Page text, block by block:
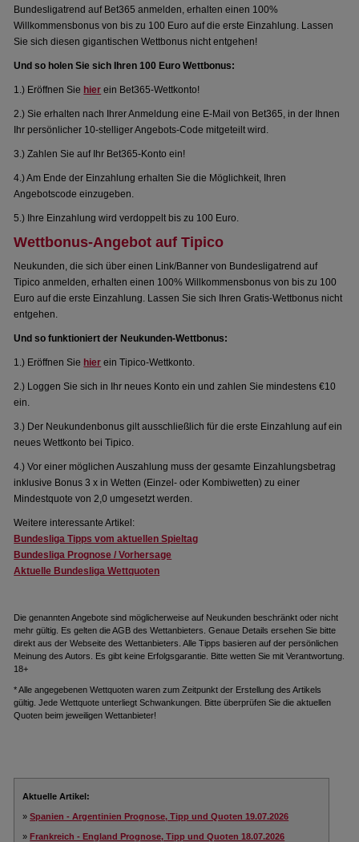
Bundesligatrend auf Bet365 anmelden, erhalten einen 100%
Willkommensbonus von bis zu 100 Euro auf die erste Einzahlung. Lassen
Sie sich diesen gigantischen Wettbonus nicht entgehen!
Und so holen Sie sich Ihren 100 Euro Wettbonus:
1.) Eröffnen Sie hier ein Bet365-Wettkonto!
2.) Sie erhalten nach Ihrer Anmeldung eine E-Mail von Bet365, in der Ihnen
Ihr persönlicher 10-stelliger Angebots-Code mitgeteilt wird.
3.) Zahlen Sie auf Ihr Bet365-Konto ein!
4.) Am Ende der Einzahlung erhalten Sie die Möglichkeit, Ihren
Angebotscode einzugeben.
5.) Ihre Einzahlung wird verdoppelt bis zu 100 Euro.
Wettbonus-Angebot auf Tipico
Neukunden, die sich über einen Link/Banner von Bundesligatrend auf
Tipico anmelden, erhalten einen 100% Willkommensbonus von bis zu 100
Euro auf die erste Einzahlung. Lassen Sie sich Ihren Gratis-Wettbonus nicht
entgehen.
Und so funktioniert der Neukunden-Wettbonus:
1.) Eröffnen Sie hier ein Tipico-Wettkonto.
2.) Loggen Sie sich in Ihr neues Konto ein und zahlen Sie mindestens €10
ein.
3.) Der Neukundenbonus gilt ausschließlich für die erste Einzahlung auf ein
neues Wettkonto bei Tipico.
4.) Vor einer möglichen Auszahlung muss der gesamte Einzahlungsbetrag
inklusive Bonus 3 x in Wetten (Einzel- oder Kombiwetten) zu einer
Mindestquote von 2,0 umgesetzt werden.
Weitere interessante Artikel:
Bundesliga Tipps vom aktuellen Spieltag
Bundesliga Prognose / Vorhersage
Aktuelle Bundesliga Wettquoten
Die genannten Angebote sind möglicherweise auf Neukunden beschränkt oder nicht
mehr gültig. Es gelten die AGB des Wettanbieters. Genaue Details ersehen Sie bitte
direkt aus der Webseite des Wettanbieters. Alle Tipps basieren auf der persönlichen
Meinung des Autors. Es gibt keine Erfolgsgarantie. Bitte wetten Sie mit Verantwortung.
18+
* Alle angegebenen Wettquoten waren zum Zeitpunkt der Erstellung des Artikels
gültig. Jede Wettquote unterliegt Schwankungen. Bitte überprüfen Sie die aktuellen
Quoten beim jeweiligen Wettanbieter!
Aktuelle Artikel:
»Spanien - Argentinien Prognose, Tipp und Quoten 19.07.2026
»Frankreich - England Prognose, Tipp und Quoten 18.07.2026